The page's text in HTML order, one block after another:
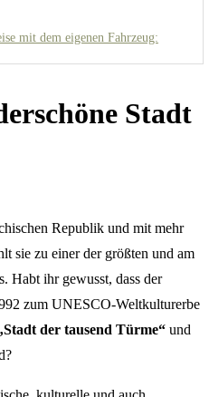
mit dem eigenen Fahrzeug:
Stadt
Republik und mit mehr
sie zu einer der größten und am
Habt ihr gewusst, dass der
zum UNESCO-Weltkulturerbe
der tausend Türme“ und